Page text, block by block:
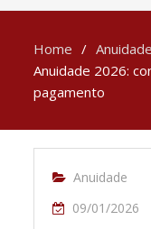
Home
Anuidade
Anuidade 2026:
pagamento
Anuidade
09/01/2026